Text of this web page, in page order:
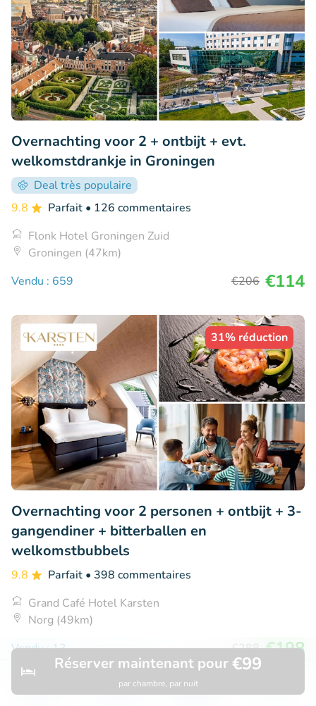
Rechercher Réservations
Réserver maintenant pour€99
par chambre, par nuit
Overnachting voor 2 + ontbijt + evt.
welkomstdrankje in Groningen
Deal très populaire
9.8
Parfait • 126 commentaires
Flonk Hotel Groningen Zuid
Groningen (47km)
Vendu : 659
€206 €114
31% réduction
Overnachting voor 2 personen + ontbijt + 3-
gangendiner + bitterballen en
welkomstbubbels
9.8 Parfait • 398 commentaires
Grand Café Hotel Karsten
Norg (49km)
Vendu : 13
€288 €198